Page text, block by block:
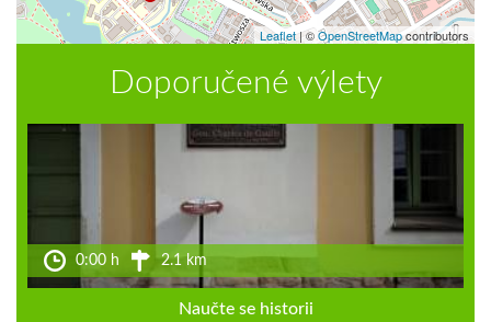
Leaflet|©OpenStreetMapcontributors
Doporučené výlety
0:00 h 2.1 km
Naučte se historii